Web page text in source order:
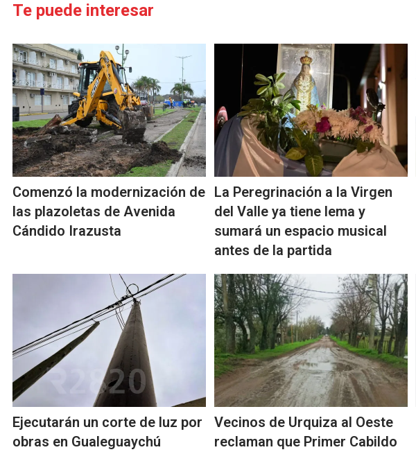
Te puede interesar
Comenzó la modernización de
las plazoletas de Avenida
Cándido Irazusta
La Peregrinación a la Virgen
del Valle ya tiene lema y
sumará un espacio musical
antes de la partida
Ejecutarán un corte de luz por
obras en Gualeguaychú
Vecinos de Urquiza al Oeste
reclaman que Primer Cabildo